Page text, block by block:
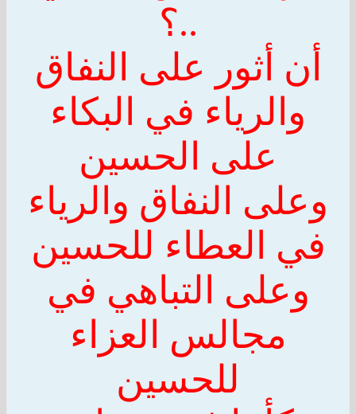
..؟
أن أثور على النفاق
والرياء في البكاء
على
الحسين
وعلى النفاق والرياء
في العطاء للحسين
وعلى التباهي في
مجالس العزاء
للحسين